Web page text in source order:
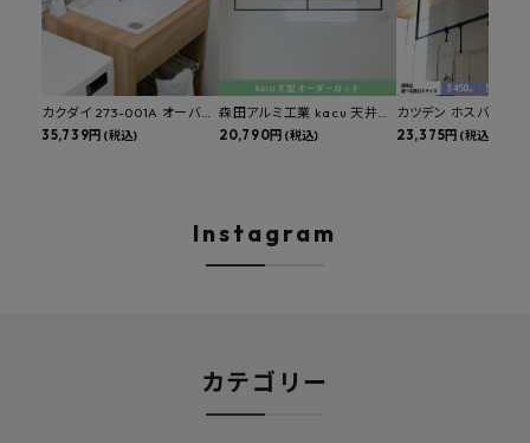
カクダイ 273-001A オーバー
カウンタースロップシンク 選
35,739円 (税込)
森田アルミ工業 kacu 天井付
け物干し E型 サイズオーダー
20,790円 (税込)
カツデン ホスバ 天井
物干し 標準サイズ ス
23,375円 (税込)
Instagram
カテゴリー